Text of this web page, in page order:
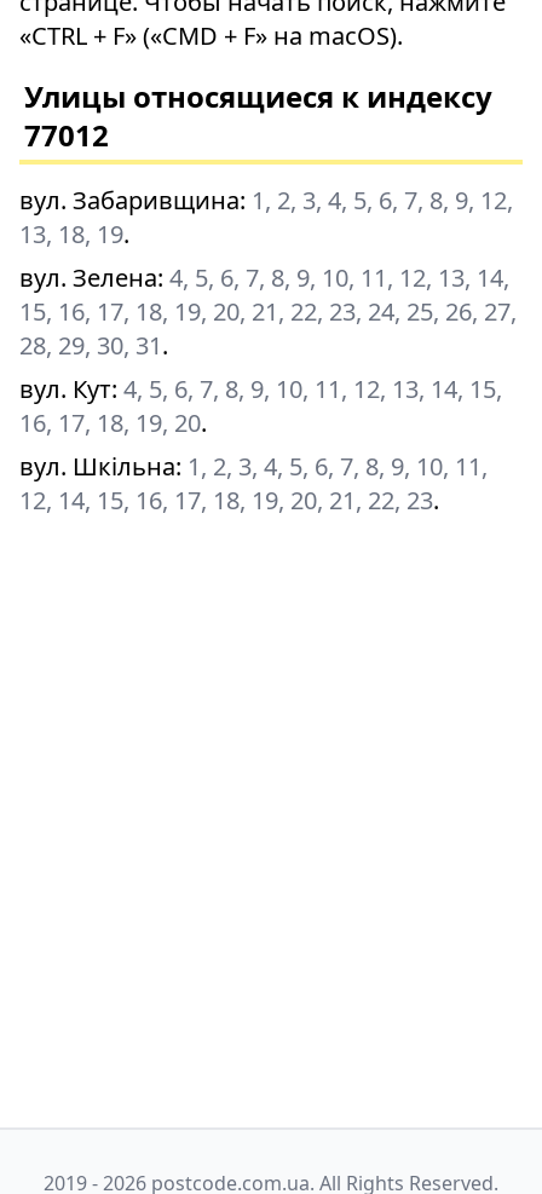
«CTRL + F» («CMD + F» на macOS).
Улицы относящиеся к индексу
77012
вул. Забаривщина: 1, 2, 3, 4, 5, 6, 7, 8, 9, 12,
13, 18, 19.
вул. Зелена: 4, 5, 6, 7, 8, 9, 10, 11, 12, 13, 14,
15, 16, 17, 18, 19, 20, 21, 22, 23, 24, 25, 26, 27,
28, 29, 30, 31.
вул. Кут: 4, 5, 6, 7, 8, 9, 10, 11, 12, 13, 14, 15,
16, 17, 18, 19, 20.
вул. Шкільна: 1, 2, 3, 4, 5, 6, 7, 8, 9, 10, 11,
12, 14, 15, 16, 17, 18, 19, 20, 21, 22, 23.
2019 - 2026 postcode.com.ua. All Rights Reserved.